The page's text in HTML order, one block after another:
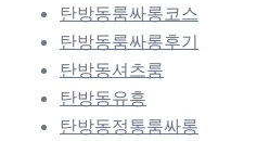
탄방동룸싸롱코스
탄방동룸싸롱후기
탄방동셔츠룸
탄방동유흥
탄방동정통룸싸롱